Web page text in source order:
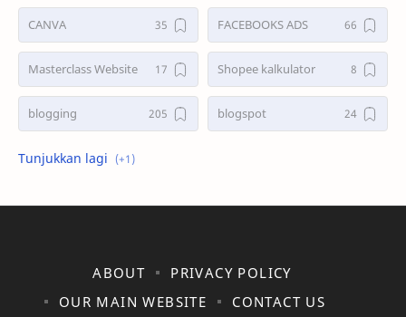
CANVA FACEBOOKS ADS
Masterclass Website Shopee kalkulator
blogging blogspot
shopee
ABOUT
PRIVACY POLICY
OUR MAIN WEBSITE
CONTACT US